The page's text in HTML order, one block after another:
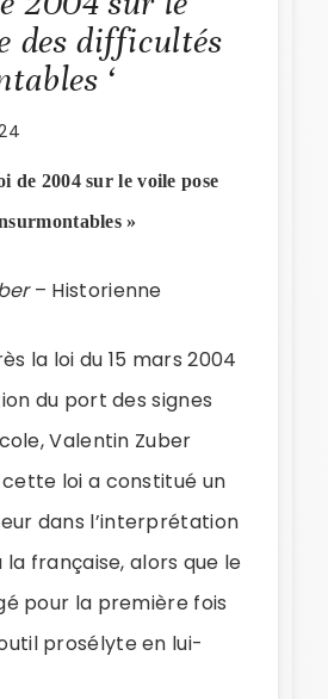
des difficultés
‘
de 2004 sur le voile pose
»
– Historienne
la loi du 15 mars 2004
du port des signes
Valentin Zuber
loi a constitué un
dans l’interprétation
française, alors que le
pour la première fois
prosélyte en lui-